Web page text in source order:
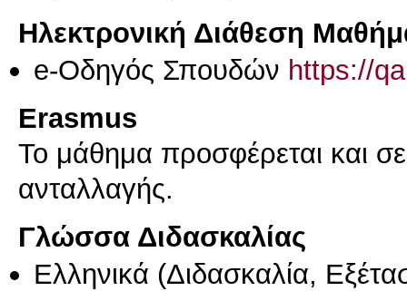
Ηλεκτρονική Διάθεση
e-Οδηγός Σπουδών https://
Erasmus
Το μάθημα προσφέρεται και
ανταλλαγής.
Γλώσσα Διδασκαλίας
Ελληνικά (Διδασκαλία,